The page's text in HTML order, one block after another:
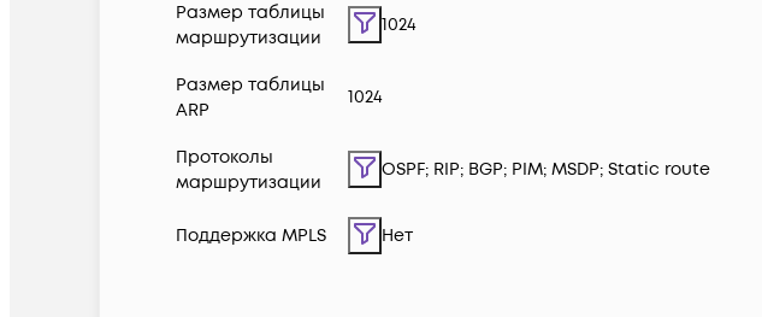
Размер таблицы
маршрутизации
1024
Размер таблицы
ARP
1024
Протоколы
маршрутизации
OSPF; RIP; BGP; PIM; MSDP; Static route
Поддержка MPLS Нет